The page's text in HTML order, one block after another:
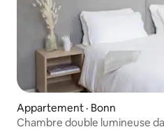
Appartement · Bonn
Chambre double lumineuse